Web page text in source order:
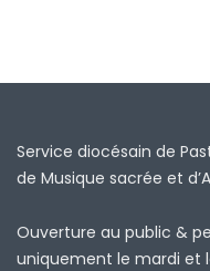
Service diocésain de
de Musique sacrée et
Ouverture au public &
uniquement le mardi et